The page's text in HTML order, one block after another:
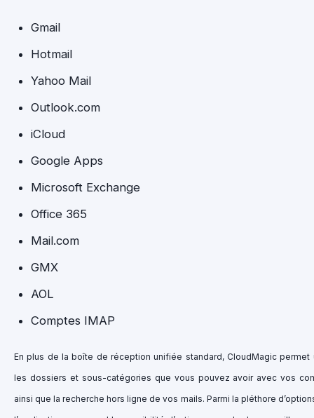
Gmail
Hotmail
Yahoo Mail
Outlook.com
iCloud
Google Apps
Microsoft Exchange
Office 365
Mail.com
GMX
AOL
Comptes IMAP
En plus de la boîte de réception unifiée standard, CloudMagic
les dossiers et sous-catégories que vous pouvez avoir avec vos
ainsi que la recherche hors ligne de vos mails. Parmi la pléthore